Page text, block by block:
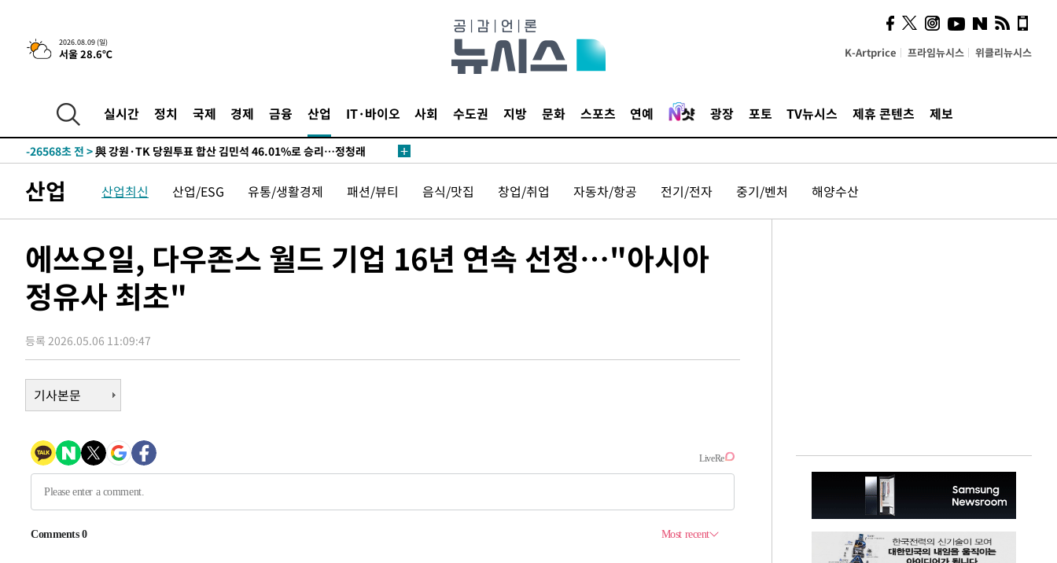
2026.08.09 (일)
서울 28.6℃ K-Artprice 프라임뉴시스 위클리뉴시스
실시간 정치 국제 경제 금융 산업 IT·바이오 사회 수도권 지방 문화 스포츠 연예 광장 포토 TV뉴시스 제휴 콘텐츠 제보
4시간 전 >美 국방부, 켄달 전 공군장관 보안허가 취소…“에어포스원 기밀정보, 언
-28604초 전 >
-27234초 전 >
[속보]與 강원·TK 당원투표 합산 김민석 48.54%로 승리…정청래
44.40%
-26568초 전 >
與 강원·TK 당원투표 합산 김민석 46.01%로 승리…정청래
44.53%
-26408초 전 >[속보]與전대 권리당원투표…강원·경북 김민석, 대구 정청래 승리
-26215초 전 >
[속보]與 당대표 경선, 경북 권리당원 투표 김민석 47.37%·정청래
45.71%
득표
-23832초 전 >"일본축구협회, 대한축구협회 성 접대 의혹 심판 조사"
-16474초 전 >
[속보]장은수, KLPGA 제주삼다수 역전 우승…데뷔 10년 차에 첫
정상
-11839초 전 >"얼마나 더웠으면"…안동 물길공원서 헤엄친 구렁이 '소동'
-11038초 전 >'2경기 연속 침묵' 손흥민, 톨루카전 68분만 뛰고 슈팅 0개
-9790초 전 >이강인, 오늘 서울서 AT마드리드 입단식…'전례 없는 특급대우'
55분 전 > '여긴 20도, 저긴 50도'…열화상 카메라로 본 폭염 저감시설 '온도차'
1시간 전 >콜롬비아 신임 우파 대통령 취임 하루만에 차량폭탄 폭발 사건
3시간 전 > 이군이 불법 군시설 건설한 레바논 남부에서 레바논군 3명 폭발로 부상
4시간 전 >[속보]美중부 사령관, 이스라엘 긴급방문 다중화된 전선 상황 논의
4시간 전 >美 국방부, 켄달 전 공군장관 보안허가 취소…“에어포스원 기밀정보, 언
론 누출”
-28604초 전 >
산업 산업최신 산업/ESG 유통/생활경제 패션/뷰티 음식/맛집 창업/취업 자동차/항공 전기/전자 중기/벤처 해양수산
에쓰오일, 다우존스 월드 기업 16년 연속 선정…"아시아
정유사 최초"
등록 2026.05.06 11:09:47
기사본문